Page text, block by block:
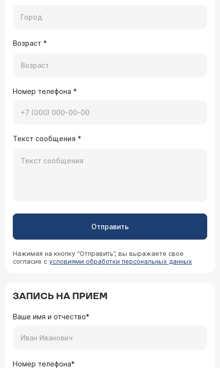
Возраст *
Номер телефона *
Текст сообщения *
Отправить
Нажимая на кнопку “Отправить”, вы выражаете свое
согласие с условиями обработки персональных данных
ЗАПИСЬ НА ПРИЕМ
Ваше имя и отчество*
Номер телефона*